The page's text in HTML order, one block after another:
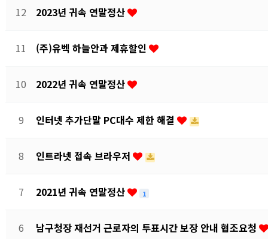
12 2023년 귀속 연말정산
11 (주)유벡 하늘안과 제휴할인
10 2022년 귀속 연말정산
9 인터넷 추가단말 PC대수 제한 해결
8 인트라넷 접속 브라우저
7 2021년 귀속 연말정산 1
6 남구청장 재선거 근로자의 투표시간 보장 안내 협조요청